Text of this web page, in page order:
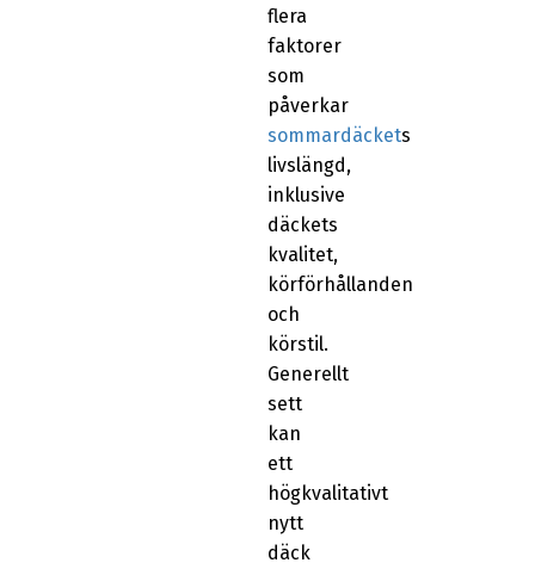
flera
faktorer
som
påverkar
sommardäckets
livslängd,
inklusive
däckets
kvalitet,
körförhållanden
och
körstil.
Generellt
sett
kan
ett
högkvalitativt
nytt
däck